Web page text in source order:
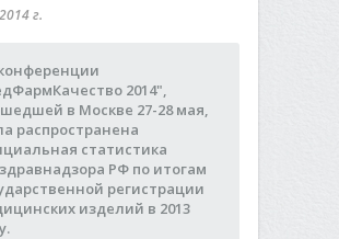
г.
2014",
в Москве 27-28 мая,
распространена
статистика
РФ по итогам
регистрации
изделий в 2013